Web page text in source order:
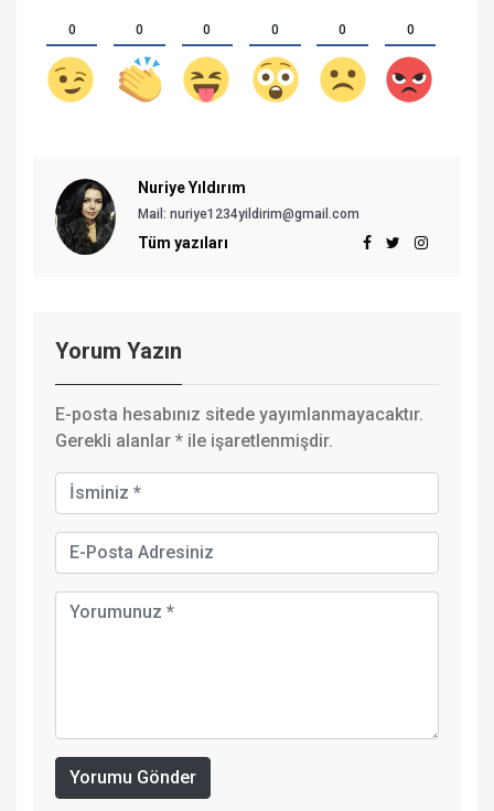
0 0 0 0 0 0
Nuriye Yıldırım
Mail: nuriye1234yildirim@gmail.com
Tüm yazıları
Yorum Yazın
E-posta hesabınız sitede yayımlanmayacaktır.
Gerekli alanlar * ile işaretlenmişdir.
Yorumu Gönder